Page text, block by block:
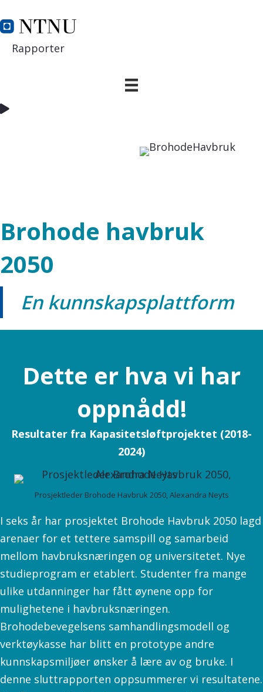
Rapporter
Brohode havbruk
2050
En kunnskapsplattform
Dette er hva vi har
oppnådd!
Resultater fra Kapasitetsløftprojektet (2018-
2024)
Prosjektleder Brohode Havbruk 2050, Alexandra Neyts
I seks år har prosjektet Brohode Havbruk 2050 lagd
arenaer for et tettere samspill og samarbeid
mellom havbruksnæringen og universitetet. Nye
studieprogram er etablert. Studenter fra mange
ulike utdanninger har fått øynene opp for
mulighetene i havbruksnæringen.
Brohodebevegelsens samhandlingsmodell og
verktøykasse har blitt en prototype andre
kunnskapsmiljøer ønsker å lære av og bruke. I
denne sluttrapporten oppsummerer vi resultatene.